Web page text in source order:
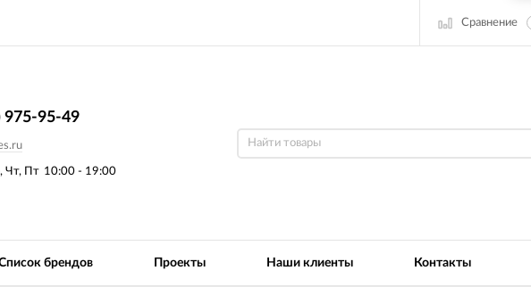
Сравнение
Чт, Пт 10:00 - 19:00
975-95-49
брендов Проекты Наши клиенты Контакты